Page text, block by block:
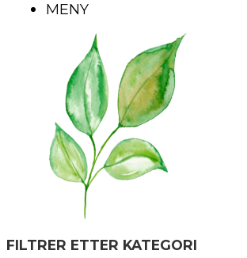
MENY
FILTRER ETTER KATEGORI